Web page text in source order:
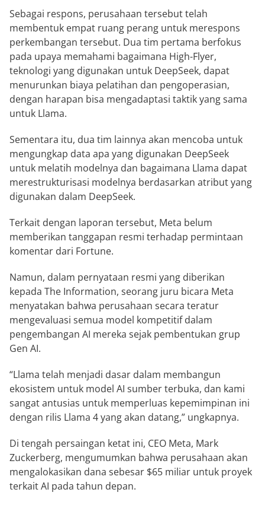
Sebagai respons, perusahaan tersebut telah
membentuk empat ruang perang untuk merespons
perkembangan tersebut. Dua tim pertama berfokus
pada upaya memahami bagaimana High-Flyer,
teknologi yang digunakan untuk DeepSeek, dapat
menurunkan biaya pelatihan dan pengoperasian,
dengan harapan bisa mengadaptasi taktik yang sama
untuk Llama.
Sementara itu, dua tim lainnya akan mencoba untuk
mengungkap data apa yang digunakan DeepSeek
untuk melatih modelnya dan bagaimana Llama dapat
merestrukturisasi modelnya berdasarkan atribut yang
digunakan dalam DeepSeek.
Terkait dengan laporan tersebut, Meta belum
memberikan tanggapan resmi terhadap permintaan
komentar dari Fortune.
Namun, dalam pernyataan resmi yang diberikan
kepada The Information, seorang juru bicara Meta
menyatakan bahwa perusahaan secara teratur
mengevaluasi semua model kompetitif dalam
pengembangan AI mereka sejak pembentukan grup
Gen AI.
“Llama telah menjadi dasar dalam membangun
ekosistem untuk model AI sumber terbuka, dan kami
sangat antusias untuk memperluas kepemimpinan ini
dengan rilis Llama 4 yang akan datang,” ungkapnya.
Di tengah persaingan ketat ini, CEO Meta, Mark
Zuckerberg, mengumumkan bahwa perusahaan akan
mengalokasikan dana sebesar $65 miliar untuk proyek
terkait AI pada tahun depan.